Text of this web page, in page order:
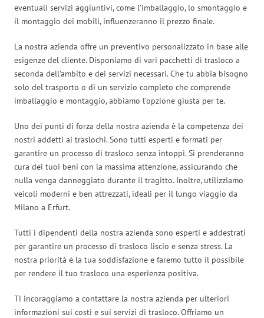
eventuali servizi aggiuntivi, come l’imballaggio, lo smontaggio e
il montaggio dei mobili, influenzeranno il prezzo finale.
La nostra azienda offre un preventivo personalizzato in base alle
esigenze del cliente. Disponiamo di vari pacchetti di trasloco a
seconda dell’ambito e dei servizi necessari. Che tu abbia bisogno
solo del trasporto o di un servizio completo che comprende
imballaggio e montaggio, abbiamo l’opzione giusta per te.
Uno dei punti di forza della nostra azienda è la competenza dei
nostri addetti ai traslochi. Sono tutti esperti e formati per
garantire un processo di trasloco senza intoppi. Si prenderanno
cura dei tuoi beni con la massima attenzione, assicurando che
nulla venga danneggiato durante il tragitto. Inoltre, utilizziamo
veicoli moderni e ben attrezzati, ideali per il lungo viaggio da
Milano a Erfurt.
Tutti i dipendenti della nostra azienda sono esperti e addestrati
per garantire un processo di trasloco liscio e senza stress. La
nostra priorità è la tua soddisfazione e faremo tutto il possibile
per rendere il tuo trasloco una esperienza positiva.
Ti incoraggiamo a contattare la nostra azienda per ulteriori
informazioni sui costi e sui servizi di trasloco. Offriamo un